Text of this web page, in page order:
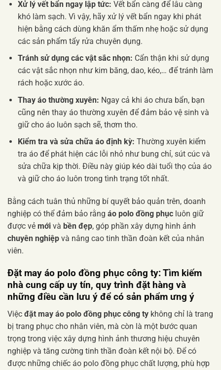
Xử lý vết bẩn ngay lập tức: Vết bẩn càng để lâu càng
khó làm sạch. Vì vậy, hãy xử lý vết bẩn ngay khi phát
hiện bằng cách dùng khăn ẩm thấm nhẹ hoặc sử dụng
các sản phẩm tẩy rửa chuyên dụng.
Tránh sử dụng các vật sắc nhọn: Cẩn thận khi sử dụng
các vật sắc nhọn như kim băng, dao, kéo,… để tránh làm
rách hoặc xước áo.
Thay áo thường xuyên: Ngay cả khi áo chưa bẩn, bạn
cũng nên thay áo thường xuyên để đảm bảo vệ sinh và
giữ cho áo luôn sạch sẽ, thơm tho.
Kiểm tra và sửa chữa áo định kỳ: Thường xuyên kiểm
tra áo để phát hiện các lỗi nhỏ như bung chỉ, sút cúc và
sửa chữa kịp thời. Điều này giúp kéo dài tuổi thọ của áo
và giữ cho áo luôn trong tình trạng tốt nhất.
Bằng cách tuân thủ những bí quyết bảo quản trên, doanh
nghiệp có thể đảm bảo rằng áo polo đồng phục luôn giữ
được vẻ mới và bền đẹp, góp phần xây dựng hình ảnh
chuyên nghiệp và nâng cao tinh thần đoàn kết của nhân
viên.
Đặt may áo polo đồng phục công ty: Tìm kiếm
nhà cung cấp uy tín, quy trình đặt hàng và
những điều cần lưu ý để có sản phẩm ưng ý
Việc đặt may áo polo đồng phục công ty không chỉ là trang
bị trang phục cho nhân viên, mà còn là một bước quan
trọng trong việc xây dựng hình ảnh thương hiệu chuyên
nghiệp và tăng cường tinh thần đoàn kết nội bộ. Để có
được những chiếc áo polo đồng phục chất lượng, phù hợp